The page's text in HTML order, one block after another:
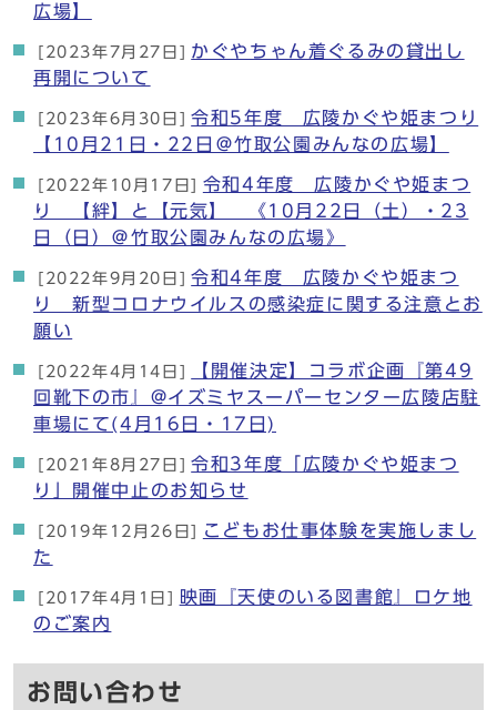
広場】
[2023年7月27日] かぐやちゃん着ぐるみの貸出し
再開について
[2023年6月30日] 令和5年度 広陵かぐや姫まつり
【10月21日・22日＠竹取公園みんなの広場】
[2022年10月17日] 令和4年度 広陵かぐや姫まつ
り 【絆】と【元気】 《10月22日（土）・23
日（日）＠竹取公園みんなの広場》
[2022年9月20日] 令和4年度 広陵かぐや姫まつ
り 新型コロナウイルスの感染症に関する注意とお
願い
[2022年4月14日]
【開催決定】コラボ企画『第49
回靴下の市』@イズミヤスーパーセンター広陵店駐
車場にて(4月16日・17日)
[2021年8月27日] 令和3年度「広陵かぐや姫まつ
り」開催中止のお知らせ
[2019年12月26日]
こどもお仕事体験を実施しまし
た
[2017年4月1日]
映画『天使のいる図書館』ロケ地
のご案内
お問い合わせ